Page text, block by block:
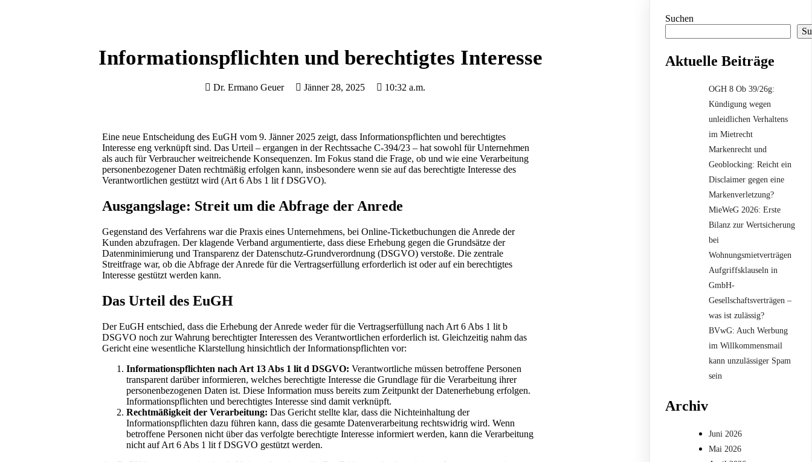
Informationspflichten und berechtigtes Interesse
Dr. Ermano Geuer Jänner 28, 2025 10:32 a.m.
Eine neue Entscheidung des EuGH vom 9. Jänner 2025 zeigt, dass Informationspflichten und berechtigtes
Interesse eng verknüpft sind. Das Urteil – ergangen in der Rechtssache C-394/23 – hat sowohl für Unternehmen
als auch für Verbraucher weitreichende Konsequenzen. Im Fokus stand die Frage, ob und wie eine Verarbeitung
personenbezogener Daten rechtmäßig erfolgen kann, insbesondere wenn sie auf das berechtigte Interesse des
Verantwortlichen gestützt wird (Art 6 Abs 1 lit f DSGVO).
Ausgangslage: Streit um die Abfrage der Anrede
Gegenstand des Verfahrens war die Praxis eines Unternehmens, bei Online-Ticketbuchungen die Anrede der
Kunden abzufragen. Der klagende Verband argumentierte, dass diese Erhebung gegen die Grundsätze der
Datenminimierung und Transparenz der Datenschutz-Grundverordnung (DSGVO) verstoße. Die zentrale
Streitfrage war, ob die Abfrage der Anrede für die Vertragserfüllung erforderlich ist oder auf ein berechtigtes
Interesse gestützt werden kann.
Das Urteil des EuGH
Der EuGH entschied, dass die Erhebung der Anrede weder für die Vertragserfüllung nach Art 6 Abs 1 lit b
DSGVO noch zur Wahrung berechtigter Interessen des Verantwortlichen erforderlich ist. Gleichzeitig nahm das
Gericht eine wesentliche Klarstellung hinsichtlich der Informationspflichten vor:
Informationspflichten nach Art 13 Abs 1 lit d DSGVO: Verantwortliche müssen betroffene Personen
transparent darüber informieren, welches berechtigte Interesse die Grundlage für die Verarbeitung ihrer
personenbezogenen Daten ist. Diese Information muss bereits zum Zeitpunkt der Datenerhebung erfolgen.
Informationspflichten und berechtigtes Interesse sind damit verknüpft.
Rechtmäßigkeit der Verarbeitung: Das Gericht stellte klar, dass die Nichteinhaltung der
Informationspflichten dazu führen kann, dass die gesamte Datenverarbeitung rechtswidrig wird. Wenn
betroffene Personen nicht über das verfolgte berechtigte Interesse informiert werden, kann die Verarbeitung
nicht auf Art 6 Abs 1 lit f DSGVO gestützt werden.
Suchen
Aktuelle Beiträge
OGH 8 Ob 39/26g:
Kündigung wegen
unleidlichen Verhaltens
im Mietrecht
Markenrecht und
Geoblocking: Reicht ein
Disclaimer gegen eine
Markenverletzung?
MieWeG 2026: Erste
Bilanz zur Wertsicherung
bei
Wohnungsmietverträgen
Aufgriffsklauseln in
GmbH-
Gesellschaftsverträgen –
was ist zulässig?
BVwG: Auch Werbung
im Willkommensmail
kann unzulässiger Spam
sein
Archiv
Juni 2026
Mai 2026